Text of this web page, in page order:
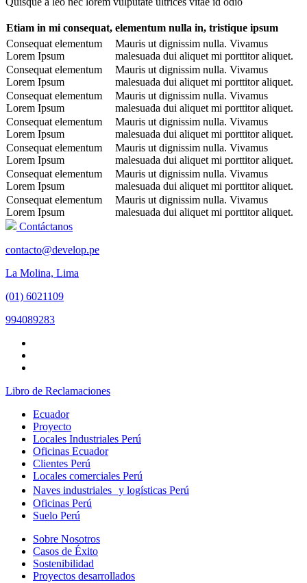
Etiam in mi consequat, elementum nulla in, tristique ipsum
Consequat elementum
Lorem Ipsum
Mauris ut dignissim nulla. Vivamus
malesuada dui aliquet mi porttitor aliquet.
Consequat elementum
Lorem Ipsum
Mauris ut dignissim nulla. Vivamus
malesuada dui aliquet mi porttitor aliquet.
Consequat elementum
Lorem Ipsum
Mauris ut dignissim nulla. Vivamus
malesuada dui aliquet mi porttitor aliquet.
Consequat elementum
Lorem Ipsum
Mauris ut dignissim nulla. Vivamus
malesuada dui aliquet mi porttitor aliquet.
Consequat elementum
Lorem Ipsum
Mauris ut dignissim nulla. Vivamus
malesuada dui aliquet mi porttitor aliquet.
Consequat elementum
Lorem Ipsum
Mauris ut dignissim nulla. Vivamus
malesuada dui aliquet mi porttitor aliquet.
Consequat elementum
Lorem Ipsum
Mauris ut dignissim nulla. Vivamus
malesuada dui aliquet mi porttitor aliquet.
Contáctanos
contacto@develop.pe
La Molina, Lima
(01) 6021109
994089283
Libro de Reclamaciones
Ecuador
Proyecto
Locales Industriales Perú
Oficinas Ecuador
Clientes Perú
Locales comerciales Perú
Naves industriales y logísticas Perú
Oficinas Perú
Suelo Perú
Sobre Nosotros
Casos de Éxito
Sostenibilidad
Proyectos desarrollados